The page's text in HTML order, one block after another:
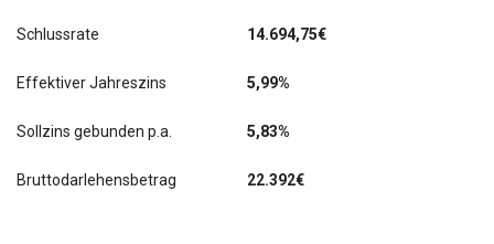
Schlussrate 14.694,75€
Effektiver Jahreszins 5,99%
Sollzins gebunden p.a. 5,83%
Bruttodarlehensbetrag 22.392€